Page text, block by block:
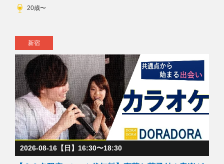
20歳〜
新宿
2026-08-16【日】16:30〜18:30